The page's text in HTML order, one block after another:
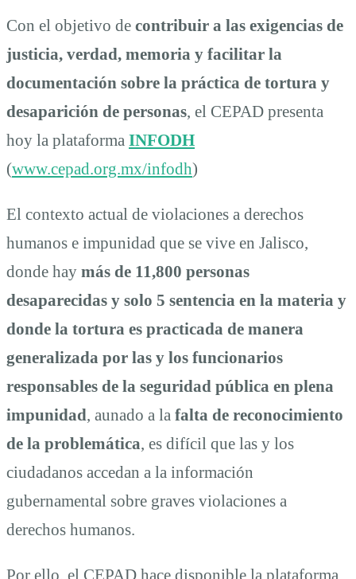
Con el objetivo de contribuir a las exigencias de
justicia, verdad, memoria y facilitar la
documentación sobre la práctica de tortura y
desaparición de personas, el CEPAD presenta
hoy la plataforma INFODH
(www.cepad.org.mx/infodh)
El contexto actual de violaciones a derechos
humanos e impunidad que se vive en Jalisco,
donde hay más de 11,800 personas
desaparecidas y solo 5 sentencia en la materia y
donde la tortura es practicada de manera
generalizada por las y los funcionarios
responsables de la seguridad pública en plena
impunidad, aunado a la falta de reconocimiento
de la problemática, es difícil que las y los
ciudadanos accedan a la información
gubernamental sobre graves violaciones a
derechos humanos.
Por ello, el CEPAD hace disponible la plataforma